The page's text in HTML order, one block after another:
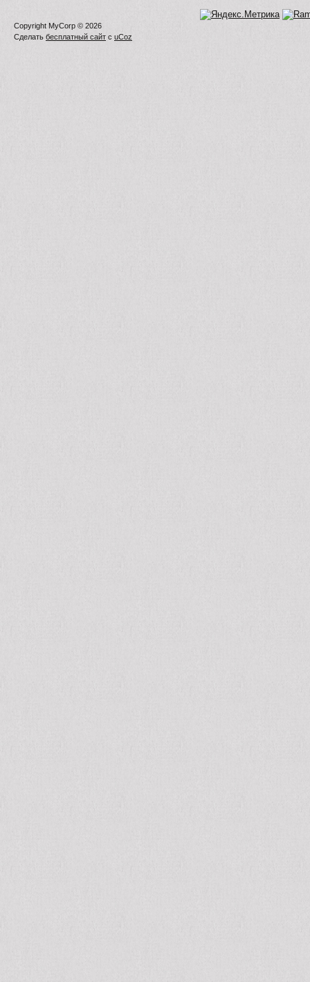
Copyright MyCorp © 2026
Сделать бесплатный сайт с uCoz